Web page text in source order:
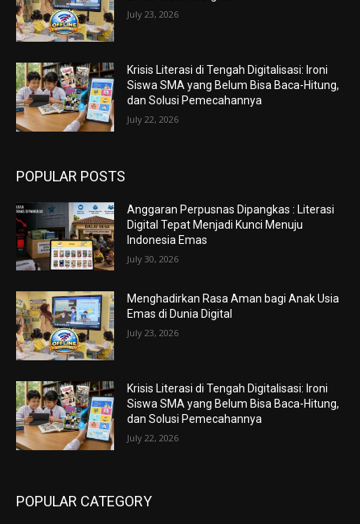
July 23, 2026
Krisis Literasi di Tengah Digitalisasi: Ironi
Siswa SMA yang Belum Bisa Baca-Hitung,
dan Solusi Pemecahannya
July 22, 2026
POPULAR POSTS
Anggaran Perpusnas Dipangkas : Literasi
Digital Tepat Menjadi Kunci Menuju
Indonesia Emas
July 30, 2026
Menghadirkan Rasa Aman bagi Anak Usia
Emas di Dunia Digital
July 23, 2026
Krisis Literasi di Tengah Digitalisasi: Ironi
Siswa SMA yang Belum Bisa Baca-Hitung,
dan Solusi Pemecahannya
July 22, 2026
POPULAR CATEGORY